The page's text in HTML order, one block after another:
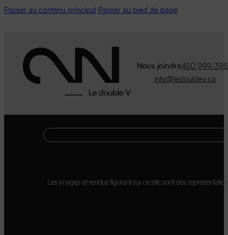
Passer au contenu principal Passer au pied de page
Nous joindre450 999-
info@ledoublev.ca
Les images et rendus figurant sur ce site sont des